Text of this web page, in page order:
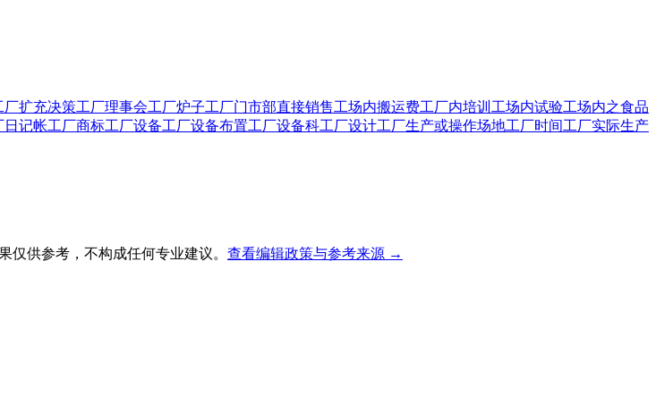
厂扩充决策工厂理事会工厂炉子工厂门市部直接销售工场内搬运费工厂内培训 工场内试验工场内之食品
日记帐工厂商标工厂设备工厂设备布置工厂设备科工厂设计工厂生产或操作场地工厂时间工厂实际生产
供参考，不构成任何专业建议。 查看编辑政策与参考来源 →